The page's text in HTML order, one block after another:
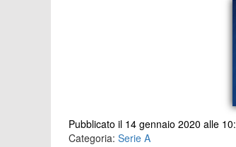
Pubblicato il 14 gennaio 2020 alle
Categoria: Serie A